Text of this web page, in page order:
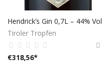
Hendrick’s Gin 0,7L – 44%
Tiroler Tropfen
€318,56*